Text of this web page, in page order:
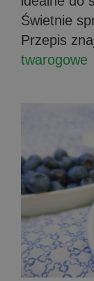
Świetnie
Przepis
twarogowe